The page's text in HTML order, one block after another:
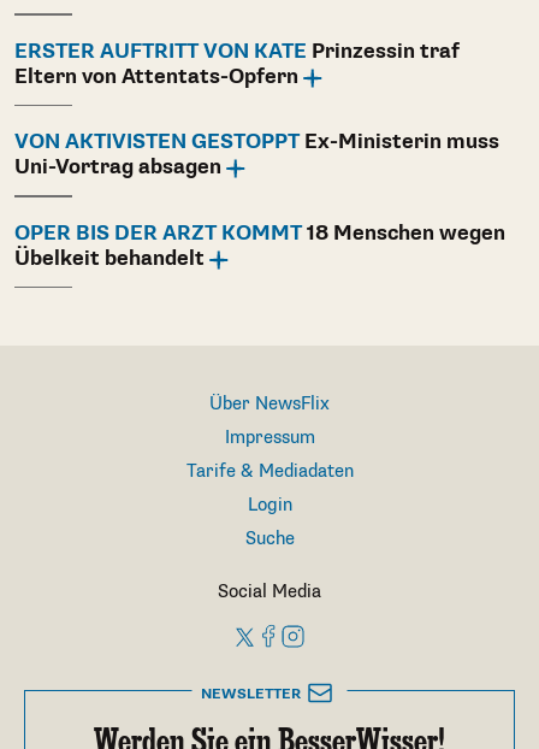
ERSTER AUFTRITT VON KATE Prinzessin traf
Eltern von Attentats-Opfern
VON AKTIVISTEN GESTOPPTEx-Ministerin muss
Uni-Vortrag absagen
OPER BIS DER ARZT KOMMT18 Menschen wegen
Übelkeit behandelt
Über NewsFlix
Impressum
Tarife & Mediadaten
Login
Suche
Social Media
NEWSLETTER
Werden Sie ein BesserWisser!